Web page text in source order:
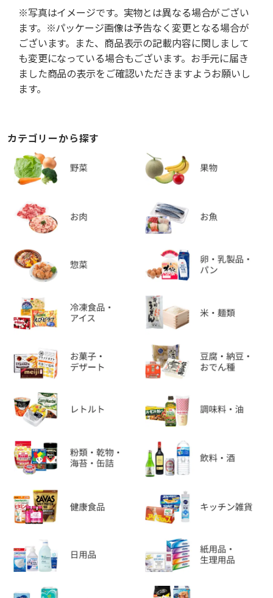
※写真はイメージです。実物とは異なる場合がござい
ます。※パッケージ画像は予告なく変更となる場合が
ございます。また、商品表示の記載内容に関しまして
も変更になっている場合もございます。お手元に届き
ました商品の表示をご確認いただきますようお願いし
ます。
カテゴリーから探す